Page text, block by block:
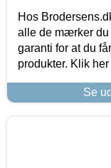
Hos
alle de mærker du
garanti for at du
produkter. Klik
Se